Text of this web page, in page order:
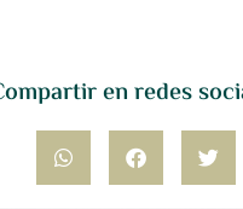
en redes